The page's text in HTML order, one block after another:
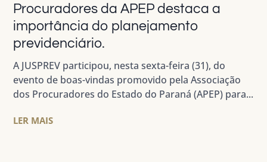
Procuradores da APEP destaca a
importância do planejamento
previdenciário.
A JUSPREV participou, nesta sexta-feira (31), do
evento de boas-vindas promovido pela Associação
dos Procuradores do Estado do Paraná (APEP) para...
LER MAIS